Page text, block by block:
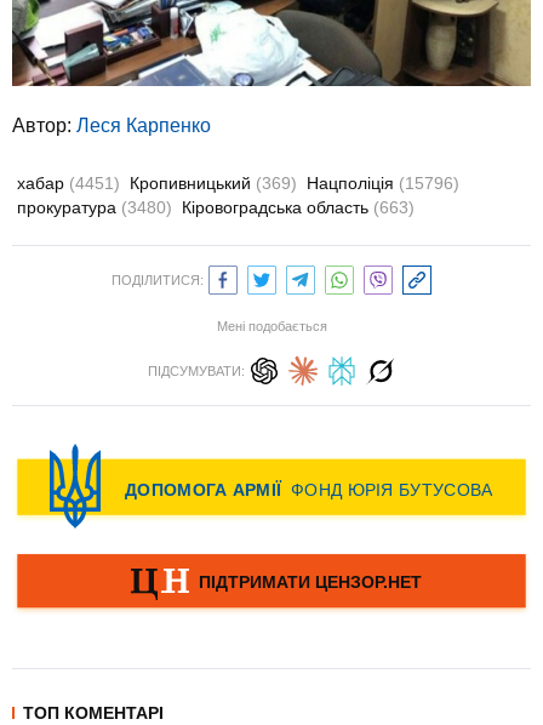
Автор: Леся Карпенко
хабар (4451) Кропивницький (369) Нацполіція (15796)
прокуратура (3480) Кіровоградська область (663)
ПОДІЛИТИСЯ:
Мені подобається
ПІДСУМУВАТИ:
ТОП КОМЕНТАРІ